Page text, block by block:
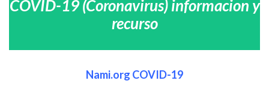
COVID-19 (Coronavirus) informacion y
recurso
Nami.org COVID-19